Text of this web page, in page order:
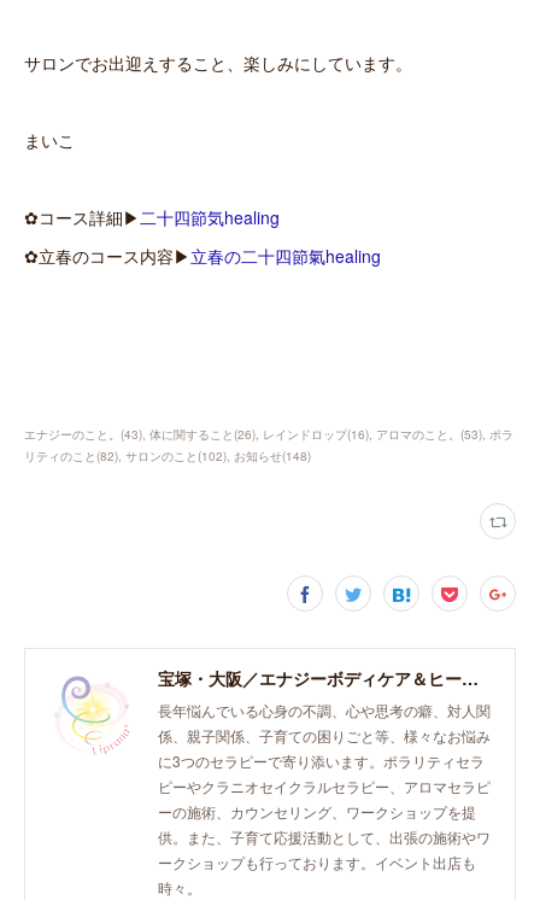
サロンでお出迎えすること、楽しみにしています。
まいこ
✿コース詳細▶二十四節気healing
✿立春のコース内容▶ 立春の二十四節氣healing
エナジーのこと。 (43) 体に関すること(26) レインドロップ(16) アロマのこと。 (53) ポラ
リティのこと(82) サロンのこと(102) お知らせ(148)
宝塚・大阪／エナジーボディケア＆ヒーリング「癒し、育て、らしく生きる。」おとなとこどものセラピースペース。
長年悩んでいる心身の不調、心や思考の癖、対人関
係、親子関係、子育ての困りごと等、様々なお悩み
に3つのセラピーで寄り添います。ポラリティセラ
ピーやクラニオセイクラルセラピー、アロマセラピ
ーの施術、カウンセリング、ワークショップを提
供。また、子育て応援活動として、出張の施術やワ
ークショップも行っております。イベント出店も
時々。